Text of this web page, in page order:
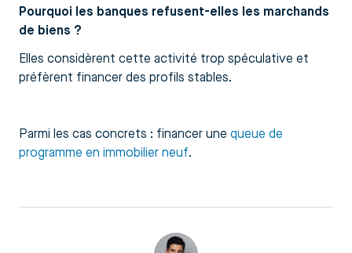
Pourquoi les banques refusent-elles les marchands
de biens ?
Elles considèrent cette activité trop spéculative et
préfèrent financer des profils stables.
Parmi les cas concrets : financer une queue de
programme en immobilier neuf.